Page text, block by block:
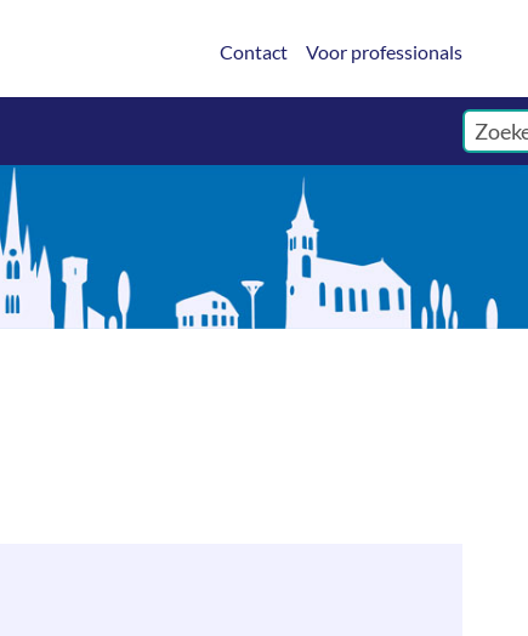
Contact Voor professionals